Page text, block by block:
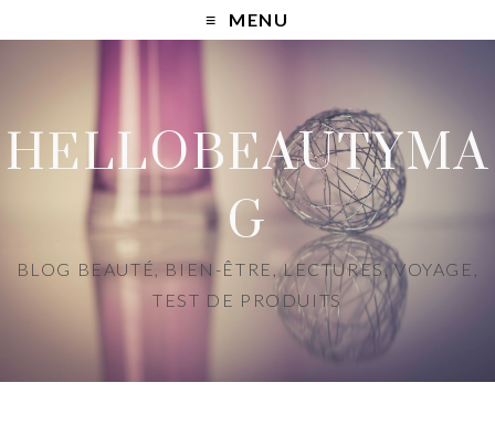
MENU
HELLOBEAUTYMA
G
BLOG BEAUTÉ, BIEN-ÊTRE, LECTURES, VOYAGE,
TEST DE PRODUITS